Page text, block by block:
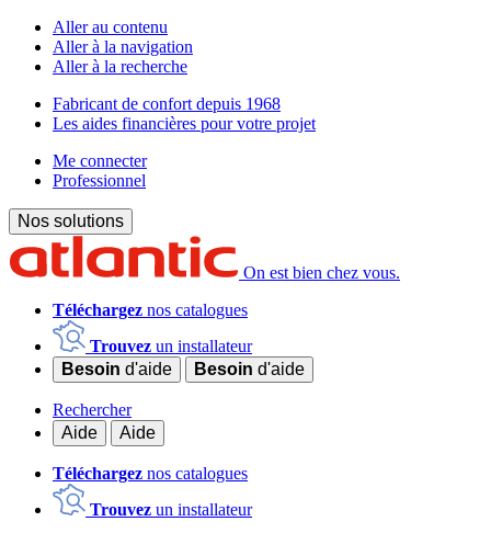
Aller au contenu
Aller à la navigation
Aller à la recherche
Fabricant de confort depuis 1968
Les aides financières pour votre projet
Me connecter
Professionnel
Nos solutions
On est bien chez vous.
Téléchargez nos catalogues
Trouvez un installateur
Besoin d'aide Besoin d'aide
Rechercher
Aide
Aide
Téléchargez nos catalogues
Trouvez un installateur